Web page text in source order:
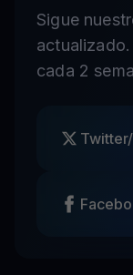
Sigue
cada 2